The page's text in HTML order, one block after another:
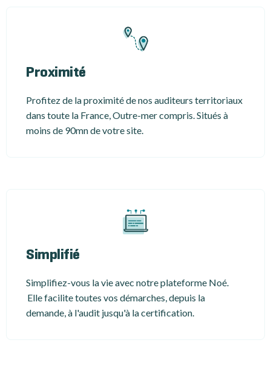
Proximité
Profitez de la proximité de nos auditeurs territoriaux
dans toute la France, Outre-mer compris. Situés à
moins de 90mn de votre site.
Simplifié
Simplifiez-vous la vie avec notre plateforme Noé.
Elle facilite toutes vos démarches, depuis la
demande, à l'audit jusqu'à la certification.